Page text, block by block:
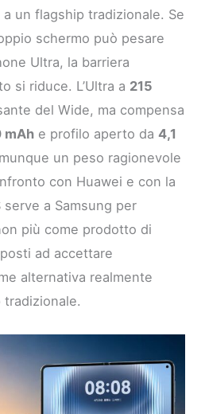
un flagship tradizionale. Se
schermo può pesare
Ultra, la barriera
si riduce. L’Ultra a 215
del Wide, ma compensa
mAh e profilo aperto da4,1
un peso ragionevole
con Huawei e con la
serve a Samsung per
più come prodotto di
ad accettare
alternativa realmente